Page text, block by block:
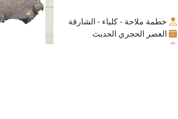
خطمة ملاحة - كلباء - الشارقة
العصر الحجري الحديث